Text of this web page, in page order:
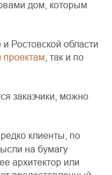
дом, которым
Ростовской области
, так и по
заказчики, можно
клиенты, по
на бумагу
архитектор или